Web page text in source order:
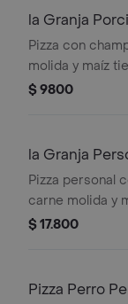
la Granja
Pizza con
molida y maíz
$ 9800
la Granja
Pizza personal
carne molida y
$ 17.800
Pizza Perro